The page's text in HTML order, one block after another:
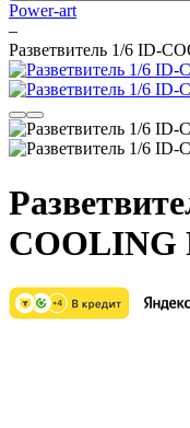
Power-art
–
Разветвитель 1/6 ID-
COOLING